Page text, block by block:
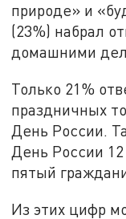
природе» и
(23%) набрал
домашними
Только 21%
праздничных
День России.
День России
пятый
Из этих цифр